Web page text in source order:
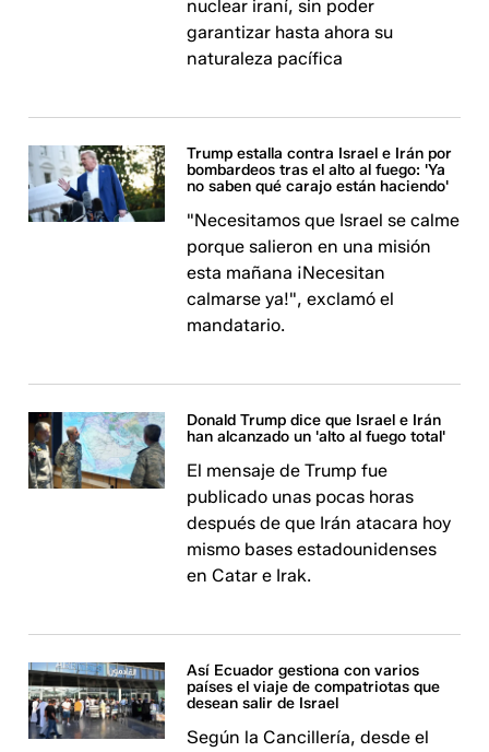
nuclear iraní, sin poder
garantizar hasta ahora su
naturaleza pacífica
Trump estalla contra Israel e Irán por
bombardeos tras el alto al fuego: 'Ya
no saben qué carajo están haciendo'
"Necesitamos que Israel se calme
porque salieron en una misión
esta mañana ¡Necesitan
calmarse ya!", exclamó el
mandatario.
Donald Trump dice que Israel e Irán
han alcanzado un 'alto al fuego total'
El mensaje de Trump fue
publicado unas pocas horas
después de que Irán atacara hoy
mismo bases estadounidenses
en Catar e Irak.
Así Ecuador gestiona con varios
países el viaje de compatriotas que
desean salir de Israel
Según la Cancillería, desde el